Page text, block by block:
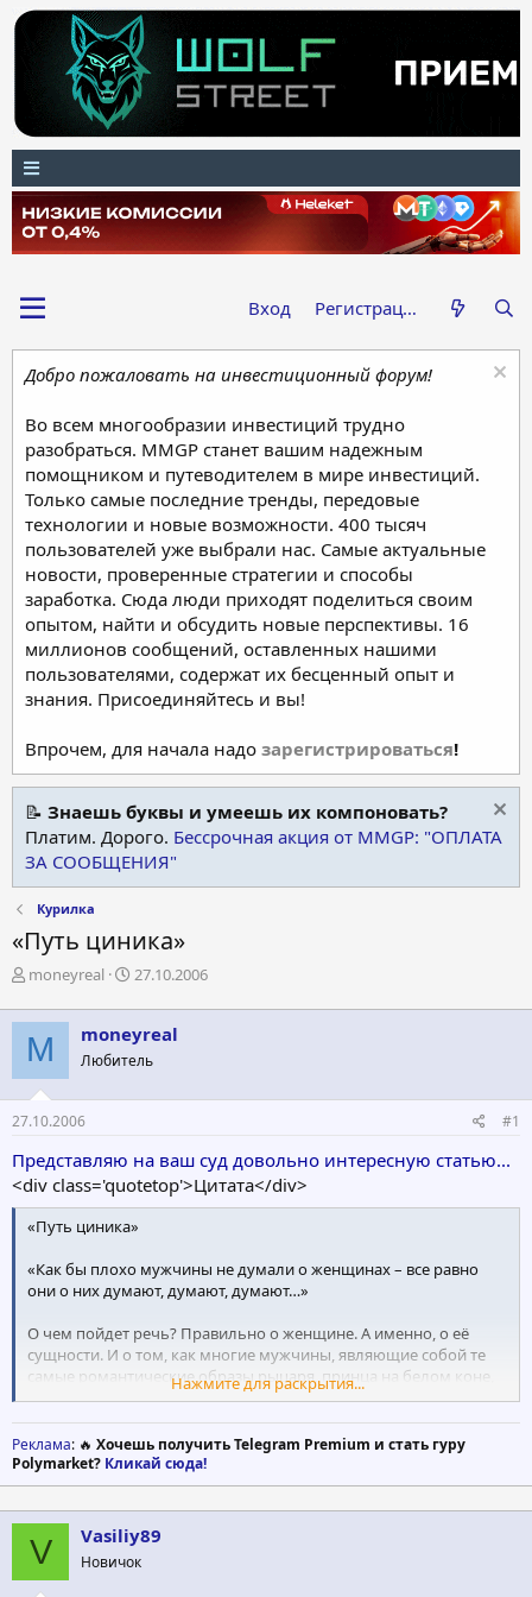
Вход Регистрация
Добро пожаловать на инвестиционный форум!
Во всем многообразии инвестиций трудно
разобраться. MMGP станет вашим надежным
помощником и путеводителем в мире инвестиций.
Только самые последние тренды, передовые
технологии и новые возможности. 400 тысяч
пользователей уже выбрали нас. Самые актуальные
новости, проверенные стратегии и способы
заработка. Сюда люди приходят поделиться своим
опытом, найти и обсудить новые перспективы. 16
миллионов сообщений, оставленных нашими
пользователями, содержат их бесценный опыт и
знания. Присоединяйтесь и вы!
Впрочем, для начала надо зарегистрироваться!
📝 Знаешь буквы и умеешь их компоновать?
Платим. Дорого. Бессрочная акция от MMGP: "ОПЛАТА
ЗА СООБЩЕНИЯ"
Курилка
«Путь циника»
А
т
о
р
т
е
м
moneyreal
Д
т
а
н
ч
а
27.10.2006
M moneyreal
Любитель
27.10.2006 #1
Представляю на ваш суд довольно интересную статью...
<div class='quotetop'>Цитата</div>
«Путь циника»
«Как бы плохо мужчины не думали о женщинах – все равно
они о них думают, думают, думают…»
О чем пойдет речь? Правильно о женщине. А именно, о её
сущности. И о том, как многие мужчины, являющие собой те
самые романтические образы рыцаря, принца на белом коне,
странствующего поэта, влюбленного юноши, - превращаются
закоренелых циников по отношению к женщинам. Естественно
многие справедливо полагают, что становление циника
происходит из-за искалеченной женщиною души, но это всего
лишь одна из причин, коих достаточно много. А главная
могла быть ЛЮБАЯ. Но об этом немного позже.
Для начала поговорим о любви.
Человек, рождаясь, еще не знает что это такое. Вообще только
родившийся ребенок даже не любит свою мать. Он плачет и
Нажмите для раскрытия...
Реклама: 🔥 Хочешь получить Telegram Premium и стать гуру
Polymarket? Кликай сюда!
V Vasiliy89
Новичок